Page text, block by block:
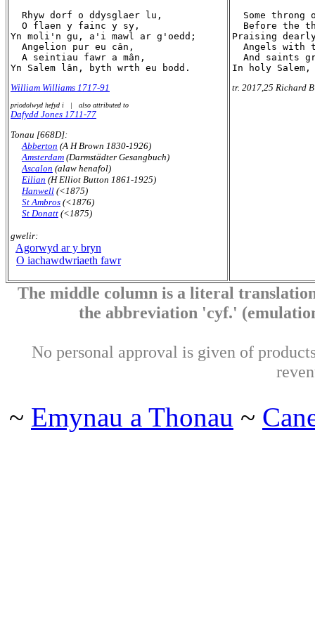
  Rhyw dorf o ddysglaer lu,
  O flaen y fainc y sy,
Yn moli'n gu, a'i mawl ar g'oedd;
  Angelion pur eu cân,
  A seintiau fawr a mân,
William Williams 1717-91
priodolwyd hefyd i | also attributed to
Dafydd Jones 1711-77
Tonau [668D]:
Abberton (A H Brown 1830-1926)
Amsterdam (Darmstädter Gesangbuch)
Ascalon (alaw henafol)
Eilian (H Elliot Button 1861-1925)
Hanwell (<1875)
St Ambros (<1876)
St Donatt (<1875)
gwelir:
Agorwyd ar y bryn
O iachawdwriaeth fawr
Some throng
Before the
Praising
Angels with
And saints
tr. 2017,25 Richard
The middle column is a literal
the abbreviation 'cyf.'
No personal approval is given of
~ Emynau a Thonau ~